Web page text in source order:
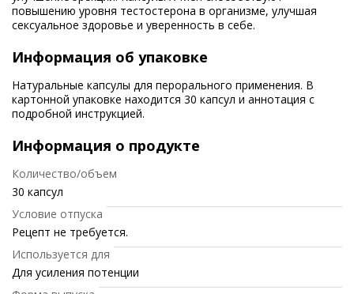
повышению уровня тестостерона в организме, улучшая
сексуальное здоровье и уверенность в себе.
Информация об упаковке
Натуральные капсулы для перорального применения. В
картонной упаковке находится 30 капсул и аннотация с
подробной инструкцией.
Информация о продукте
Количество/объем
30 капсул
Условие отпуска
Рецепт не требуется.
Используется для
Для усиления потенции